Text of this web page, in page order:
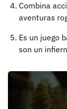
Combina
aventuras
Es un juego
son un